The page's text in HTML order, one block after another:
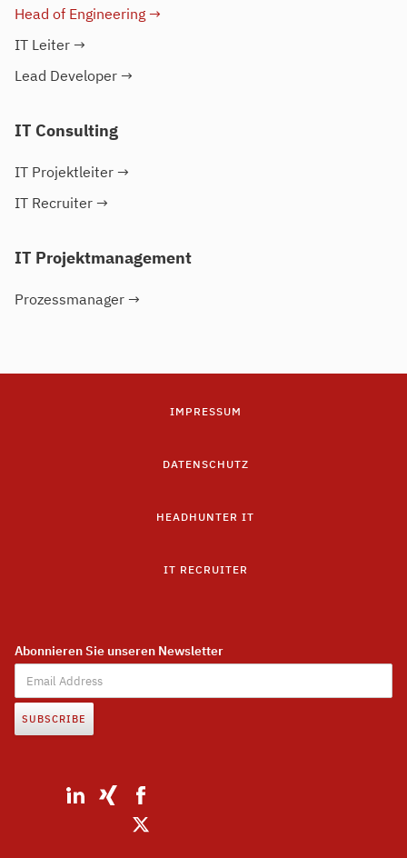
Head of Engineering →
IT Leiter →
Lead Developer →
IT Consulting
IT Projektleiter →
IT Recruiter →
IT Projektmanagement
Prozessmanager →
IMPRESSUM
DATENSCHUTZ
HEADHUNTER IT
IT RECRUITER
Abonnieren Sie unseren Newsletter